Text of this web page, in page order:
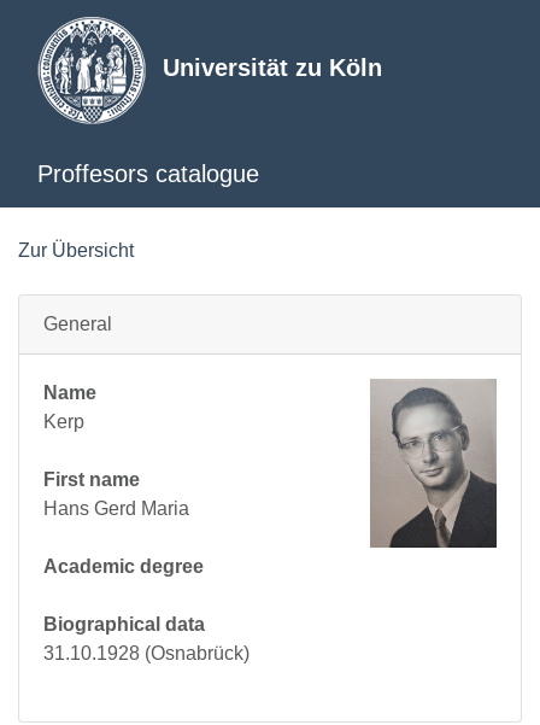
Universität zu Köln
Proffesors catalogue
Zur Übersicht
General
Name
Kerp
First name
Hans Gerd Maria
Academic degree
Biographical data
31.10.1928 (Osnabrück)